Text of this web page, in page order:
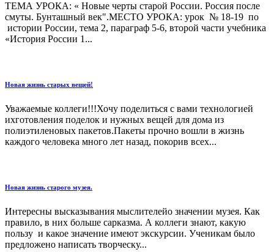
ТЕМА УРОКА: « Новые черты старой России. Россия после
смуты. Бунташный век".МЕСТО УРОКА: урок № 18-19 по
истории России, тема 2, параграф 5-6, второй части учебника
«История России 1...
Новая жизнь старых вещей!
Уважаемые коллеги!!!Хочу поделиться с вами технологией
ихготовления поделок и нужных вещей для дома из
полиэтиленовых пакетов.Пакеты прочно вошли в жизнь
каждого человека много лет назад, покорив всех...
Новая жизнь старого музея.
Интересны высказывания мыслителейо значении музея. Как
правило, в них больше сарказма. А коллеги знают, какую
пользу и какое значение имеют экскурсии. Ученикам было
предложено написать творческу...